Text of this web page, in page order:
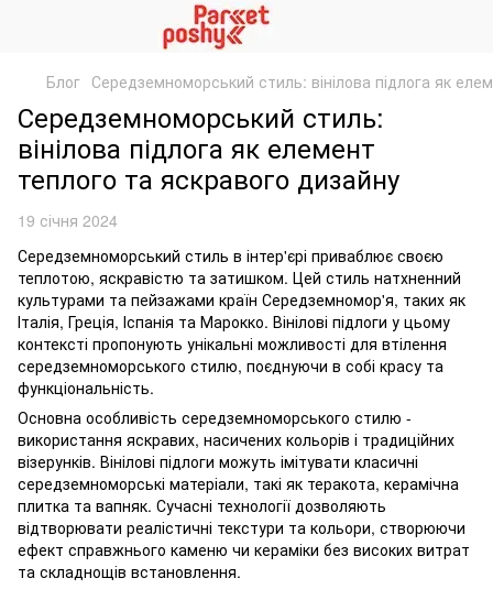
Блог Середземноморський стиль: вінілова підлога як
Середземноморський стиль:
вінілова підлога як елемент
теплого та яскравого дизайну
19 січня 2024
Середземноморський стиль в інтер'єрі приваблює своєю
теплотою, яскравістю та затишком. Цей стиль натхненний
культурами та пейзажами країн Середземномор'я, таких як
Італія, Греція, Іспанія та Марокко. Вінілові підлоги у цьому
контексті пропонують унікальні можливості для втілення
середземноморського стилю, поєднуючи в собі красу та
функціональність.
Основна особливість середземноморського стилю -
використання яскравих, насичених кольорів і традиційних
візерунків. Вінілові підлоги можуть імітувати класичні
середземноморські матеріали, такі як теракота, керамічна
плитка та вапняк. Сучасні технології дозволяють
відтворювати реалістичні текстури та кольори, створюючи
ефект справжнього каменю чи кераміки без високих витрат
та складнощів встановлення.